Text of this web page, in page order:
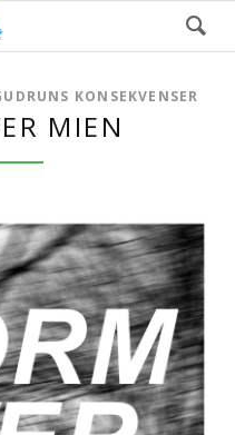
KONSEKVENSER
MIEN